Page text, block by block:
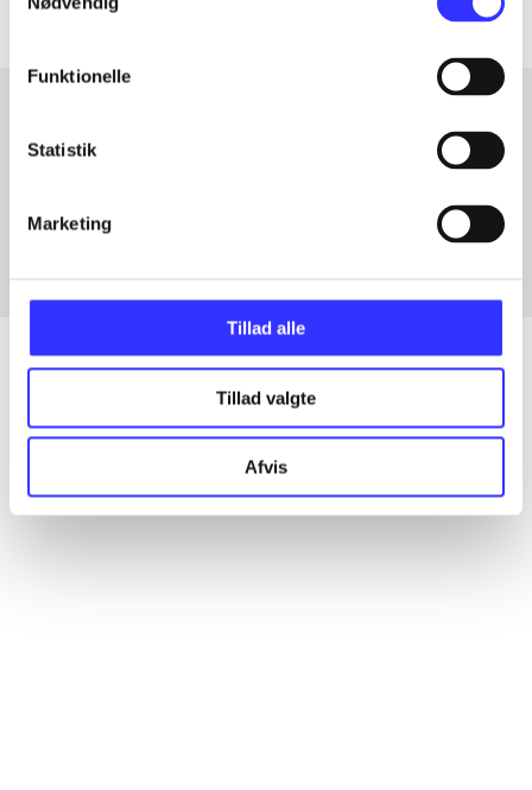
Funktionelle
Statistik
Marketing
Tillad alle
Tillad valgte
Afvis
Artikler med samme emner
Artikler
Alle registrerede artikler fordelt på udgivelser